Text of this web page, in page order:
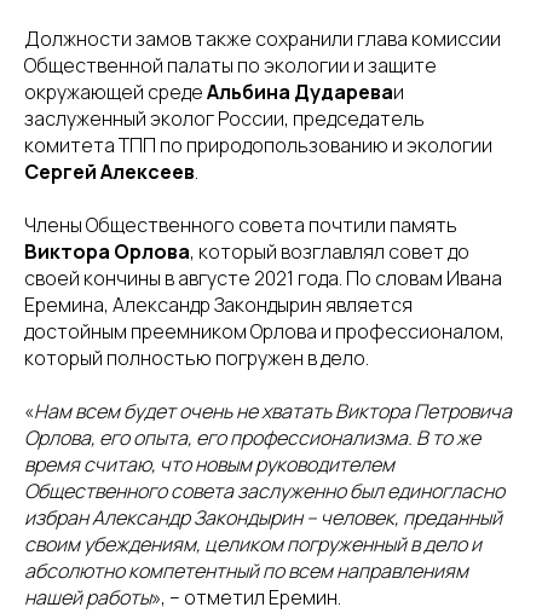
Должности замов также сохранили глава комиссии
Общественной палаты по экологии и защите
окружающей средеАльбина Дудареваи
заслуженный эколог России, председатель
комитета ТПП по природопользованию и экологии
Сергей Алексеев.
Члены Общественного совета почтили память
Виктора Орлова, который возглавлял совет до
своей кончины в августе 2021 года. По словам Ивана
Еремина, Александр Закондырин является
достойным преемником Орлова и профессионалом,
который полностью погружен в дело.
«Нам всем будет очень не хватать Виктора Петровича
Орлова, его опыта, его профессионализма. В то же
время считаю, что новым руководителем
Общественного совета заслуженно был единогласно
избран Александр Закондырин – человек, преданный
своим убеждениям, целиком погруженный в дело и
абсолютно компетентный по всем направлениям
нашей работы», – отметил Еремин.